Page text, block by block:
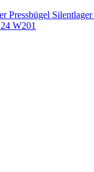
Pressbügel
W201